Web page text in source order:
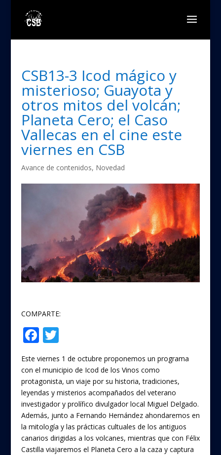
CSB13-3 Icod mágico y
misterioso; Guayota y
otros mitos del volcán;
Planeta Cero; el Caso
Vallecas en el cine este
viernes en CSB
Avance de contenidos, Novedad
COMPARTE:
F
ac
e
b
o
o
k
T
w
itt
er
Este viernes 1 de octubre proponemos un programa
con el municipio de Icod de los Vinos como
protagonista, un viaje por su historia, tradiciones,
leyendas y misterios acompañados del veterano
investigador y prolífico divulgador local Miguel Delgado.
Además, junto a Fernando Hernández ahondaremos en
la mitología y las prácticas cultuales de los antiguos
canarios dirigidas a los volcanes, mientras que con Félix
Castilla viajaremos el Planeta Cero a la caza y captura